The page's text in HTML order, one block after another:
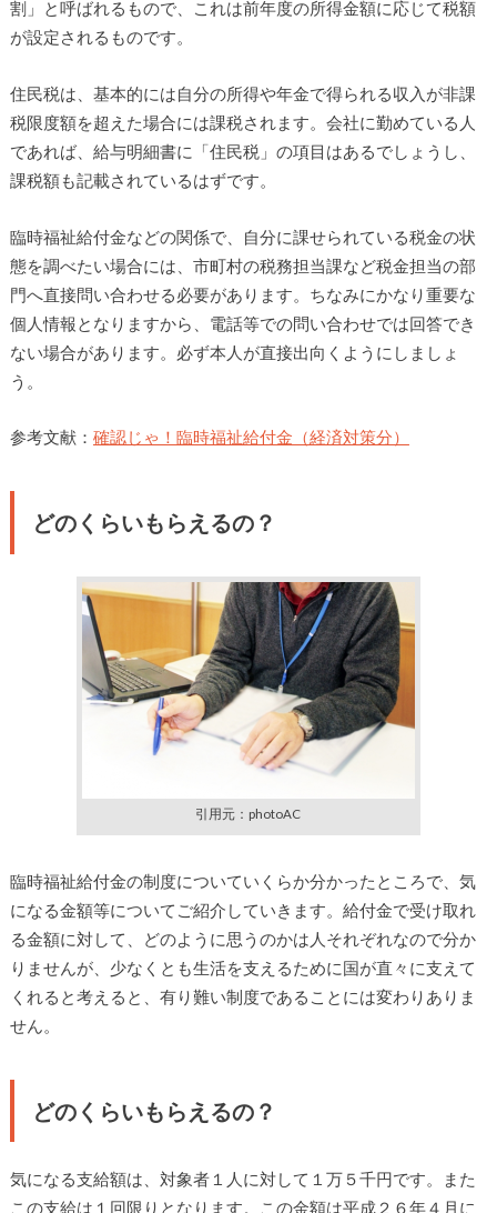
割」と呼ばれるもので、これは前年度の所得金額に応じて税額
が設定されるものです。
住民税は、基本的には自分の所得や年金で得られる収入が非課
税限度額を超えた場合には課税されます。会社に勤めている人
であれば、給与明細書に「住民税」の項目はあるでしょうし、
課税額も記載されているはずです。
臨時福祉給付金などの関係で、自分に課せられている税金の状
態を調べたい場合には、市町村の税務担当課など税金担当の部
門へ直接問い合わせる必要があります。ちなみにかなり重要な
個人情報となりますから、電話等での問い合わせでは回答でき
ない場合があります。必ず本人が直接出向くようにしましょ
う。
参考文献： 確認じゃ！臨時福祉給付金（経済対策分）
どのくらいもらえるの？
引用元：photoAC
臨時福祉給付金の制度についていくらか分かったところで、気
になる金額等についてご紹介していきます。給付金で受け取れ
る金額に対して、どのように思うのかは人それぞれなので分か
りませんが、少なくとも生活を支えるために国が直々に支えて
くれると考えると、有り難い制度であることには変わりありま
せん。
どのくらいもらえるの？
気になる支給額は、対象者１人に対して１万５千円です。また
この支給は１回限りとなります。この金額は平成２６年４月に